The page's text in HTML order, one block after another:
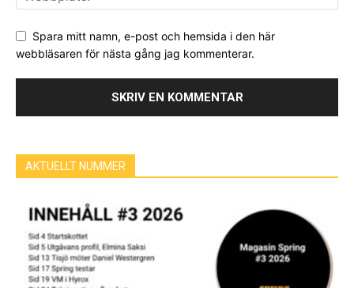
Spara mitt namn, e-post och hemsida i den här
webbläsaren för nästa gång jag kommenterar.
AKTUELLT NUMMER